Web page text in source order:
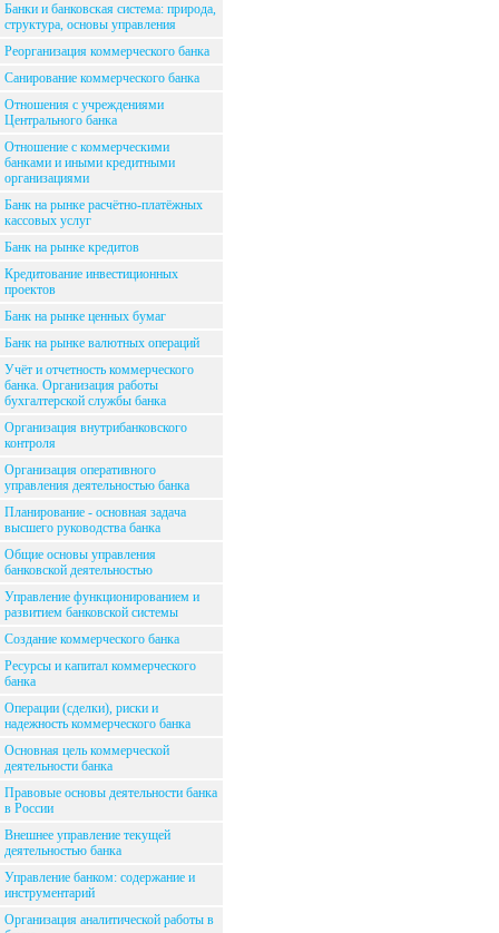
Банки и банковская система: природа,
структура, основы управления
Реорганизация коммерческого банка
Санирование коммерческого банка
Отношения с учреждениями
Центрального банка
Отношение с коммерческими
банками и иными кредитными
организациями
Банк на рынке расчётно-платёжных
кассовых услуг
Банк на рынке кредитов
Кредитование инвестиционных
проектов
Банк на рынке ценных бумаг
Банк на рынке валютных операций
Учёт и отчетность коммерческого
банка. Организация работы
бухгалтерской службы банка
Организация внутрибанковского
контроля
Организация оперативного
управления деятельностью банка
Планирование - основная задача
высшего руководства банка
Общие основы управления
банковской деятельностью
Управление функционированием и
развитием банковской системы
Создание коммерческого банка
Ресурсы и капитал коммерческого
банка
Операции (сделки), риски и
надежность коммерческого банка
Основная цель коммерческой
деятельности банка
Правовые основы деятельности банка
в России
Внешнее управление текущей
деятельностью банка
Управление банком: содержание и
инструментарий
Организация аналитической работы в